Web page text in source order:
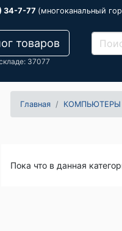
34-7-77 (многоканальный
товаров
37077
Главная КОМПЬЮТЕРЫ
Пока что в данная